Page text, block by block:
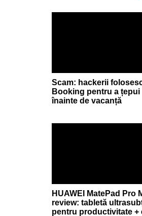
Scam: hackerii
Booking pentru a țepui
înainte de vacanță
HUAWEI MatePad Pro
review: tabletă
pentru productivitate +